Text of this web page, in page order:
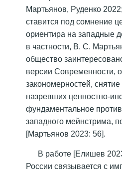
Мартьянов, Руденко
ставится под сомнение
ориентира на западные
в частности, В. С.
общество
версии Современности,
закономерностей,
назревших ценностно-
фундаментальное
западного мейнстрима,
[Мартьянов 2023: 56].
В работе [Елишев
России связывается с